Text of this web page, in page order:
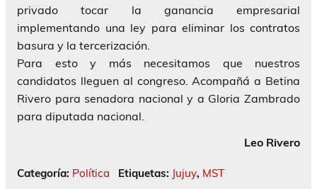
privado tocar la ganancia empresarial
implementando una ley para eliminar los contratos
basura y la tercerización.
Para esto y más necesitamos que nuestros
candidatos lleguen al congreso. Acompañá a Betina
Rivero para senadora nacional y a Gloria Zambrado
para diputada nacional.
Leo Rivero
Categoría: Política Etiquetas: Jujuy, MST